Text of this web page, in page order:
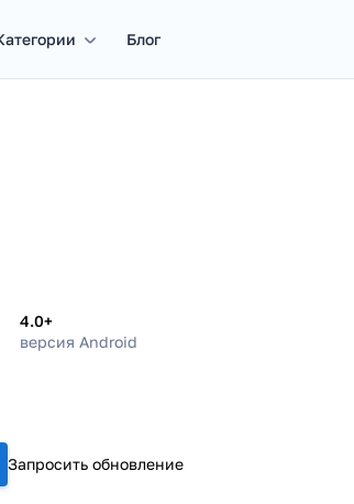
Блог
4.0+
версия Android
Запросить обновление